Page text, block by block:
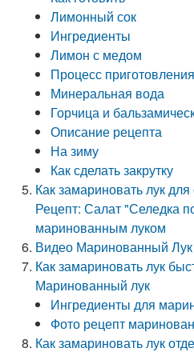
Лимонный сок
Ингредиенты
Лимон с медом
Процесс приготовления
Минеральная вода
Горчица и
Описание рецепта
На зиму
Как сделать закрутку
Как замариновать лук
Рецепт: Салат "Селедка
маринованным луком
Видео Маринованный
Как замариновать лук
Маринованный лук
Ингредиенты для
Фото рецепт
Как замариновать лук